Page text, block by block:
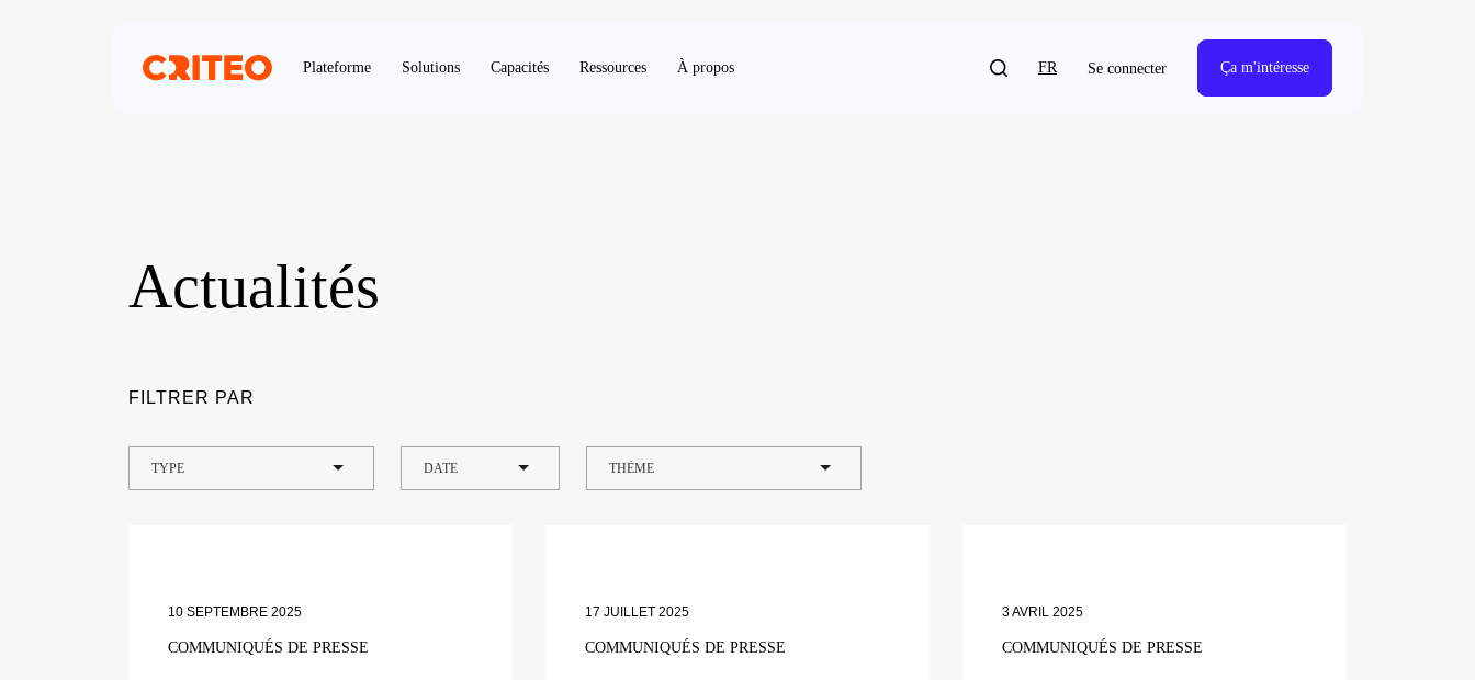
Plateforme Solutions Capacités Ressources À propos FR Se connecter Ça m'intéresse
Actualités
FILTRER PAR
TYPE DATE THÈME
10 SEPTEMBRE 2025
COMMUNIQUÉS DE PRESSE
17 JUILLET 2025
COMMUNIQUÉS DE PRESSE
3 AVRIL 2025
COMMUNIQUÉS DE PRESSE